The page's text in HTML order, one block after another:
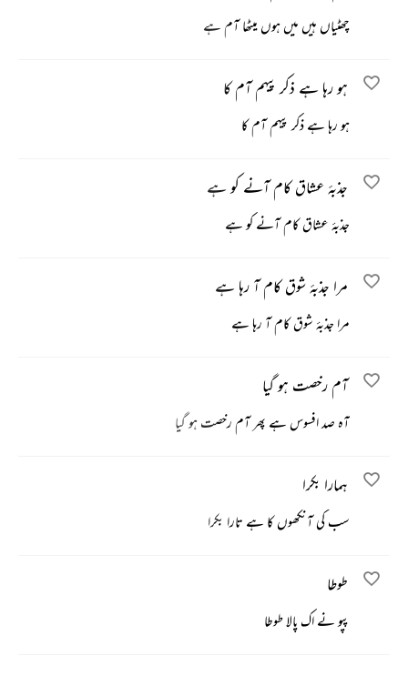
چھٹیاں ہیں میں ہوں میٹھا آم ہے
ہو رہا ہے ذکر پیہم آم کا
ہو رہا ہے ذکر پیہم آم کا
جذبۂ عشاق کام آنے کو ہے
جذبۂ عشاق کام آنے کو ہے
مرا جذبۂ شوق کام آ رہا ہے
مرا جذبۂ شوق کام آ رہا ہے
آم رخصت ہو گیا
آہ صد افسوس ہے پھر آم رخصت ہو گیا
ہمارا بکرا
سب کی آنکھوں کا ہے تارا بکرا
طوطا
پپو نے اک پالا طوطا